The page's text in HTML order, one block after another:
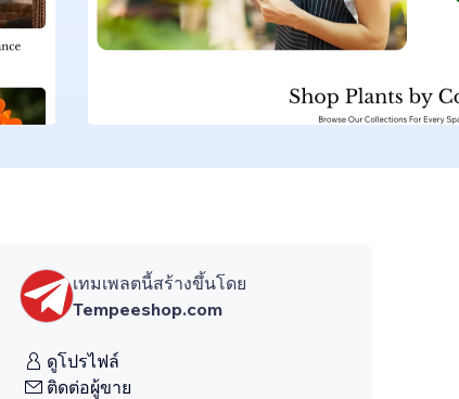
เทมเพลตนี้สร้างขึ้นโดย
Tempeeshop.com
ดูโปรไฟล์
ติดต่อผู้ขาย